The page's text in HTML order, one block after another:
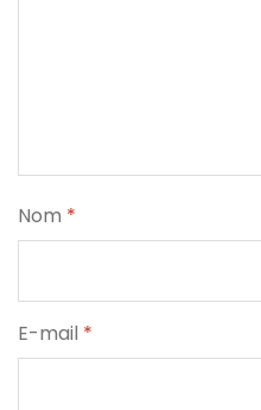
Nom *
E-mail *